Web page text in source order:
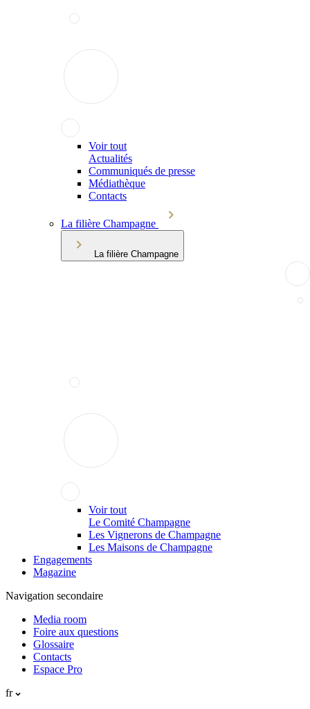
Voir tout
Actualités
Communiqués de presse
Médiathèque
Contacts
La filière Champagne
La filière Champagne
Voir tout
Le Comité Champagne
Les Vignerons de Champagne
Les Maisons de Champagne
Engagements
Magazine
Navigation secondaire
Media room
Foire aux questions
Glossaire
Contacts
Espace Pro
fr